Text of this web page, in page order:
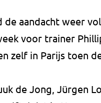
de aandacht weer
voor trainer
zelf in Parijs toen
de Jong, Jürgen